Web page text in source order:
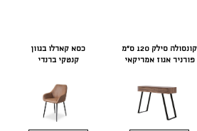
קונסולה סילק 120 ס"מ
פורניר אגוז אמריקאי
כסא קארלו בגוון
קנטקי ברנדי